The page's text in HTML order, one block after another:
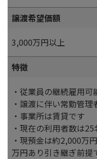
譲渡希望価額
3,000万円以上
特徴
・従業員の継続雇用可
・譲渡に伴い常勤管
・事業所は賃貸です
・現在の利用者数は
・現預金は約2,000万
万円あり引き継ぎ前提